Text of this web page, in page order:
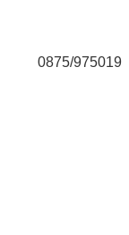
0875/975019